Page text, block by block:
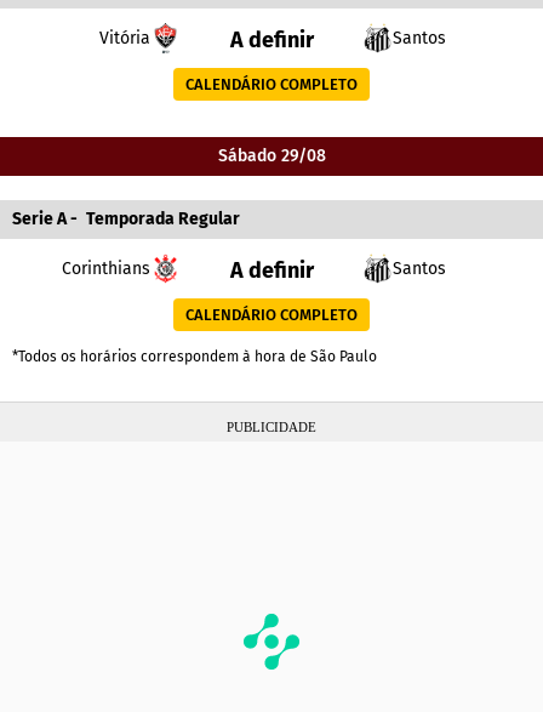
Vitória A definir Santos
CALENDÁRIO COMPLETO
Sábado 29/08
Serie A- Temporada Regular
Corinthians A definir Santos
CALENDÁRIO COMPLETO
*Todos os horários correspondem à hora de São Paulo